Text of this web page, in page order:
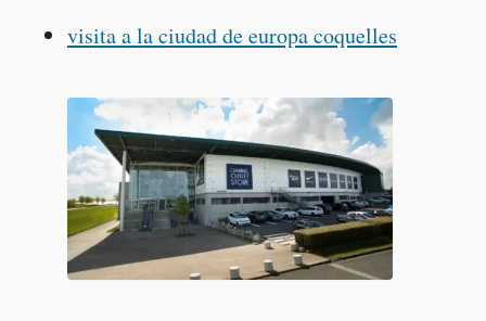
visita a la ciudad de europa coquelles